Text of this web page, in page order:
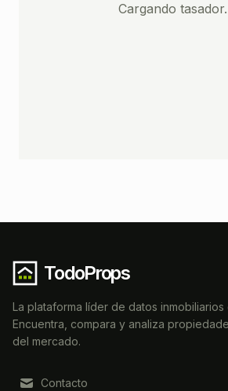
Cargando
TodoProps
La plataforma líder de datos inmobiliarios
Encuentra, compara y analiza
del mercado.
Contacto